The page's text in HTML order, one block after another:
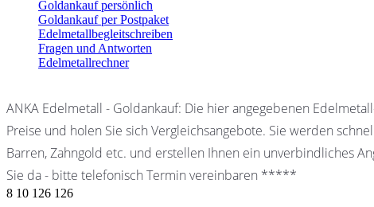
Goldankauf persönlich
Goldankauf per Postpaket
Edelmetallbegleitschreiben
Fragen und Antworten
Edelmetallrechner
ANKA Edelmetall - Goldankauf: Die hier angegebenen
Preise und holen Sie sich Vergleichsangebote. Sie werden
Barren, Zahngold etc. und erstellen Ihnen ein unverbindliches
Sie da - bitte telefonisch Termin vereinbaren *****
8 10 126 126